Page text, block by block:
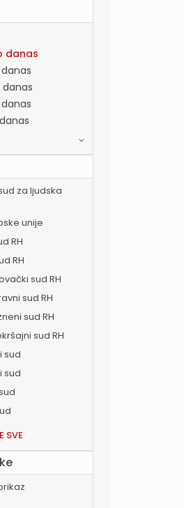
danas
za ljudska
unije
RH
RH
sud RH
sud RH
sud RH
sud RH
sud
sud
SVE